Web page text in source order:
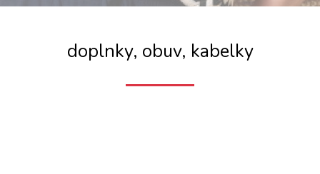
doplnky, obuv, kabelky